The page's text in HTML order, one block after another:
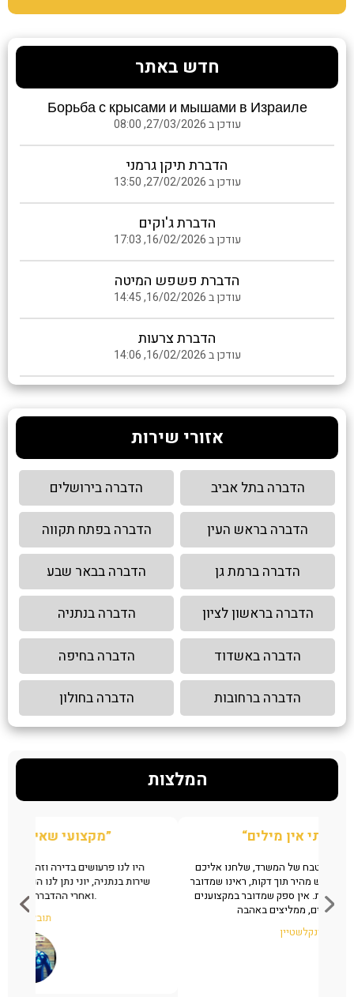
חדש באתר
Борьба с крысами и мышами в Израиле
עודכן ב 27/03/2026, 08:00
הדברת תיקן גרמני
עודכן ב 27/02/2026, 13:50
הדברת ג'וקים
עודכן ב 16/02/2026, 17:03
הדברת פשפש המיטה
עודכן ב 16/02/2026, 14:45
הדברת צרעות
עודכן ב 16/02/2026, 14:06
אזורי שירות
הדברה בתל אביב הדברה בירושלים
הדברה בראש העין הדברה בפתח תקווה
הדברה ברמת גן הדברה בבאר שבע
הדברה בראשון לציון הדברה בנתניה
הדברה באשדוד הדברה בחיפה
הדברה ברחובות הדברה בחולון
המלצות
“הצלתם אותי אין מילים”
מצאנו גללים של חולדה במטבח של המשרד, שלחנו אליכם
ווצאפ לזיהוי המענה היה ממש מהיר תוך דקות, ראינו שמדובר
במקצוענים והזמנו מיד שירות. אין ספק שמדובר במקצוענים
שיודעים מה עושים, ממליצים באהבה.